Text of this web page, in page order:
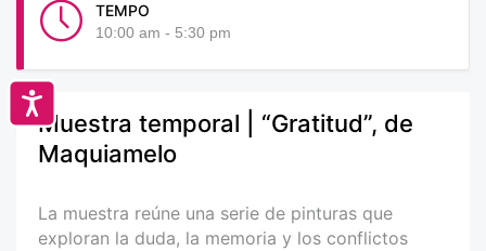
TEMPO
10:00 am - 5:30 pm
Muestra temporal | “Gratitud”, de
Maquiamelo
La muestra reúne una serie de pinturas que
exploran la duda, la memoria y los conflictos